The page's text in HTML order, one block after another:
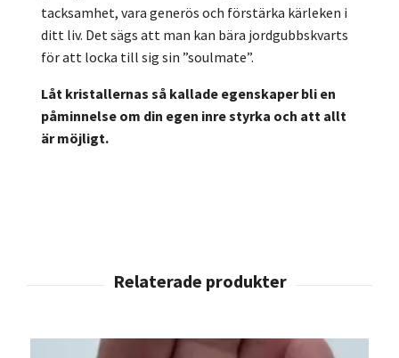
tacksamhet, vara generös och förstärka kärleken i
ditt liv. Det sägs att man kan bära jordgubbskvarts
för att locka till sig sin ”soulmate”.
Låt kristallernas så kallade egenskaper bli en
påminnelse om din egen inre styrka och att allt
är möjligt.